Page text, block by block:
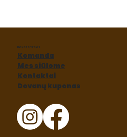
Komanda
Mes siūlome
Kontaktai
Dovanų kuponas
Baker street